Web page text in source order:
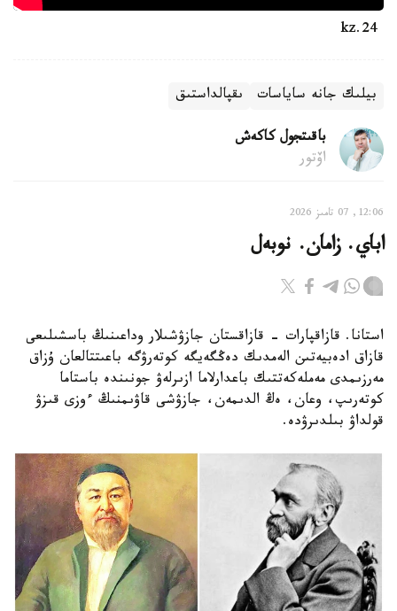
بيلىك جانە ساياسات ىقپالداستىق
باقىتجول كاكەش
اۆتور
12:06, 07 تامىز 2026
اباي. زامان. نوبەل
استانا. قازاقپارات - قازاقستان جازۋشىلار وداعىنىڭ باسشىلىعى
قازاق ادەبيەتىن الەمدىك دەڭگەيگە كوتەرۋگە باعىتتالعان ۇزاق
مەرزىمدى مەملەكەتتىك باعدارلاما ازىرلەۋ جونىندە باستاما
كوتەرىپ، وعان، ەڭ الدىمەن، جازۋشى قاۋىمنىڭ ءوزى قىزۋ
قولداۋ بىلدىرۋدە.